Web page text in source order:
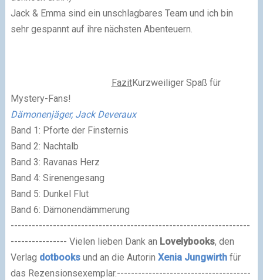
Jack & Emma sind ein unschlagbares Team und ich bin
sehr gespannt auf ihre nächsten Abenteuern.
FazitKurzweiliger Spaß für
Mystery-Fans!
Dämonenjäger, Jack Deveraux
Band 1: Pforte der Finsternis
Band 2: Nachtalb
Band 3: Ravanas Herz
Band 4: Sirenengesang
Band 5: Dunkel Flut
Band 6: Dämonendämmerung
--------------------------------------------------------------------
---------------- Vielen lieben Dank an Lovelybooks, den
Verlag dotbooksund an die Autorin Xenia Jungwirthfür
das Rezensionsexemplar.--------------------------------------